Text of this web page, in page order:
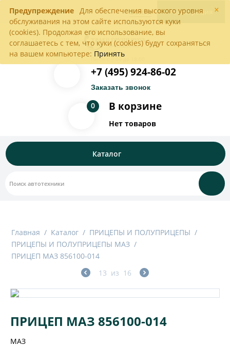
×
Предупреждение Для обеспечения высокого уровня
обслуживания на этом сайте используются куки
(cookies). Продолжая его использование, вы
соглашаетесь с тем, что куки (cookies) будут сохраняться
на вашем компьютере: Принять
Войти Регистрация
Пн-Пт с 9:00 до 18:00
+7 (495) 924-86-02
Заказать звонок
В корзине
0
Нет товаров
Каталог
Главная / Каталог / ПРИЦЕПЫ И ПОЛУПРИЦЕПЫ /
ПРИЦЕПЫ И ПОЛУПРИЦЕПЫ МАЗ /
ПРИЦЕП МАЗ 856100-014
13 из 16
ПРИЦЕП МАЗ 856100-014
МАЗ